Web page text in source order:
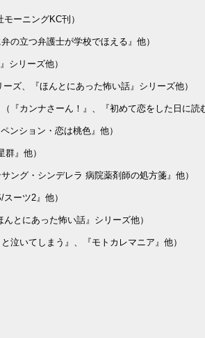
モーニングKC刊）
の立つ弁護士が学校でほえる』他）
シリーズ他）
ーズ、『ほんとにあった怖い話』シリーズ他）
（『カンナさーん！』、『初めて恋をした日に読
ンション・恋は桃色』他）
群』他）
ング・シンデレラ 病院薬剤師の処方箋』他）
ーツ2』他）
とにあった怖い話』シリーズ他）
泣いてしまう』、『モトカレマニア』他）